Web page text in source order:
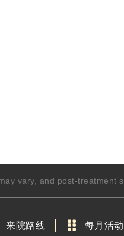
vary, and post-treatment
来院路线 每月活动